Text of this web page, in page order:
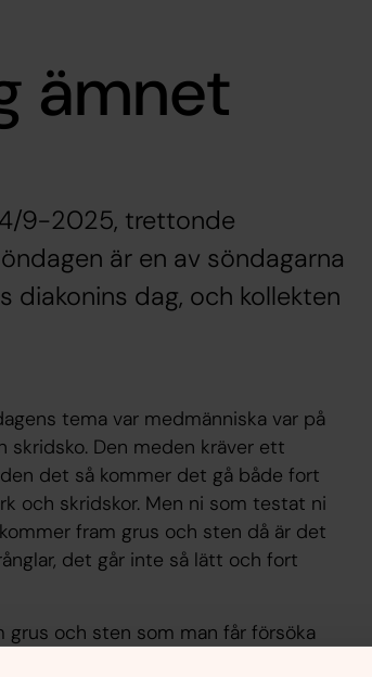
ämnet
9-2025, trettonde
är en av söndagarna
diakonins dag, och kollekten
tema var medmänniska var på
skridsko. Den meden kräver ett
det så kommer det gå både fort
och skridskor. Men ni som testat ni
fram grus och sten då är det
det går inte så lätt och fort
och sten som man får försöka